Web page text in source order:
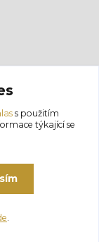
s použitím
týkající se